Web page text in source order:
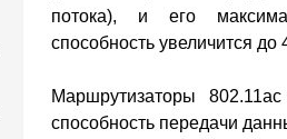
потока), и его
способность увеличится до
Маршрутизаторы 802.11ac
способность передачи